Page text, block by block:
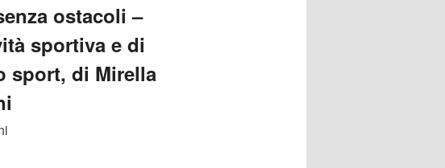
ostacoli –
sportiva e di
sport, di Mirella